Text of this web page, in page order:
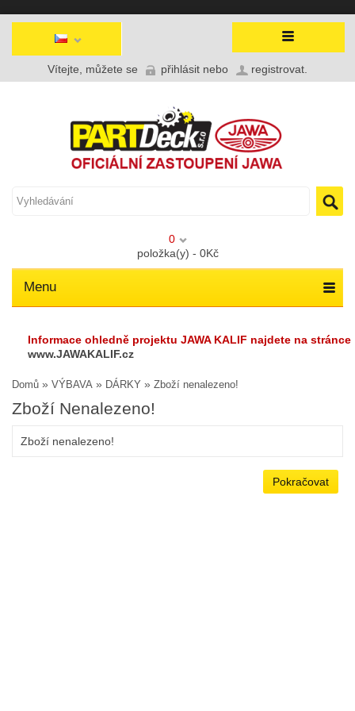
Vítejte, můžete se přihlásit nebo registrovat
0
položka(y) - 0Kč
Menu
Informace ohledně projektu JAWA KALIF najdete na stránce
www.JAWAKALIF.cz
Domů » VÝBAVA » DÁRKY » Zboží nenalezeno!
Zboží Nenalezeno!
Zboží nenalezeno!
Pokračovat